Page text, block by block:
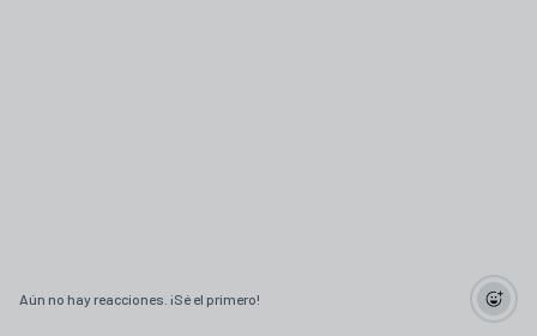
Aún no hay reacciones. ¡Sé el primero!